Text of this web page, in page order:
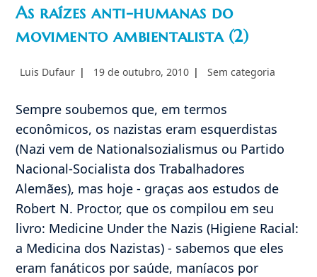
As raízes anti-humanas do
movimento ambientalista (2)
Autor
Luis Dufaur
Post
19 de outubro, 2010
Categoria
Sem categoria
Sempre soubemos que, em termos
econômicos, os nazistas eram esquerdistas
(Nazi vem de Nationalsozialismus ou Partido
Nacional-Socialista dos Trabalhadores
Alemães), mas hoje - graças aos estudos de
Robert N. Proctor, que os compilou em seu
livro: Medicine Under the Nazis (Higiene Racial:
a Medicina dos Nazistas) - sabemos que eles
eram fanáticos por saúde, maníacos por